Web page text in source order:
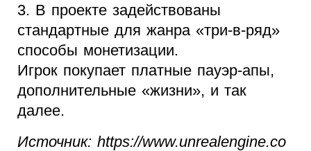
3. В проекте задействованы
стандартные для жанра «три-в-ряд»
способы монетизации.
Игрок покупает платные пауэр-апы,
дополнительные «жизни», и так
далее.
Источник: https://www.unrealengine.co